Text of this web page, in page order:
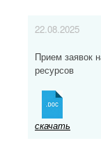
22.08.2025
Прием заявок
ресурсов
скачать